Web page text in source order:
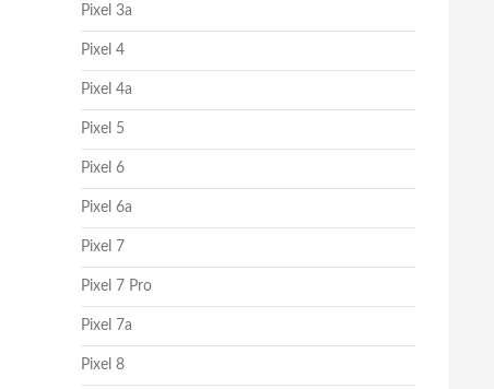
улучшения 5G
Pixel 3a
Pixel 4
Pixel 4a
Pixel 5
Pixel 6
Pixel 6a
Pixel 7
Pixel 7 Pro
Pixel 7a
Pixel 8